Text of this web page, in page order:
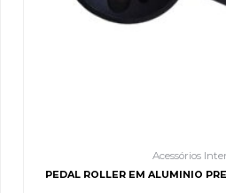
Acessórios
PEDAL ROLLER EM ALUMINIO